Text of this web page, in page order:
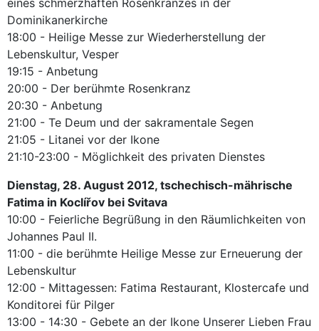
eines schmerzhaften Rosenkranzes in der
Dominikanerkirche
18:00 - Heilige Messe zur Wiederherstellung der
Lebenskultur, Vesper
19:15 - Anbetung
20:00 - Der berühmte Rosenkranz
20:30 - Anbetung
21:00 - Te Deum und der sakramentale Segen
21:05 - Litanei vor der Ikone
21:10-23:00 - Möglichkeit des privaten Dienstes
Dienstag, 28. August 2012, tschechisch-mährische
Fatima in Koclířov bei Svitava
10:00 - Feierliche Begrüßung in den Räumlichkeiten von
Johannes Paul II.
11:00 - die berühmte Heilige Messe zur Erneuerung der
Lebenskultur
12:00 - Mittagessen: Fatima Restaurant, Klostercafe und
Konditorei für Pilger
13:00 - 14:30 - Gebete an der Ikone Unserer Lieben Frau